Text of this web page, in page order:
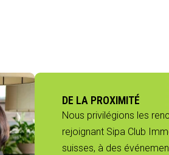
DE LA PROXIMITÉ
Nous privilégions les
rejoignant Sipa Club
suisses, à des